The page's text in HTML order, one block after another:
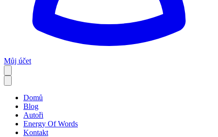
Můj účet
Domů
Blog
Autoři
Energy Of Words
Kontakt